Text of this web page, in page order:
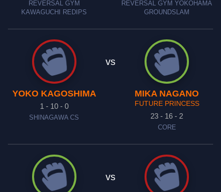
REVERSAL GYM
KAWAGUCHI REDIPS
REVERSAL GYM YOKOHAMA
GROUNDSLAM
YOKO KAGOSHIMA
1 - 10 - 0
SHINAGAWA CS
vs
MIKA NAGANO
FUTURE PRINCESS
23 - 16 - 2
CORE
vs